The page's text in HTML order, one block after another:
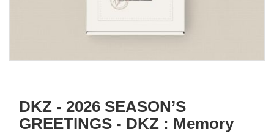
DKZ - 2026 SEASON’S
GREETINGS - DKZ : Memory